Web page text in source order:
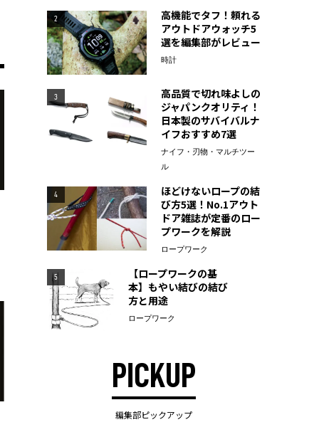
2
高機能でタフ！頼れる
アウトドアウォッチ5
選を編集部がレビュー
時計
3
高品質で切れ味よしの
ジャパンクオリティ！
日本製のサバイバルナ
イフおすすめ7選
ナイフ・刃物・マルチツー
ル
4
ほどけないロープの結
び方5選！No.1アウト
ドア雑誌が定番のロー
プワークを解説
ロープワーク
5
【ロープワークの基
本】もやい結びの結び
方と用途
ロープワーク
PICKUP
編集部ピックアップ